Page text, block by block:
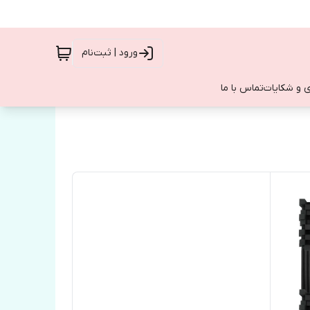
ورود | ثبت‌نام
و شکایاتتماس با ما